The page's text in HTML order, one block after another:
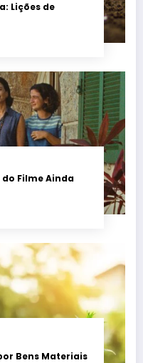
Lições de
do Filme Ainda
Bens Materiais